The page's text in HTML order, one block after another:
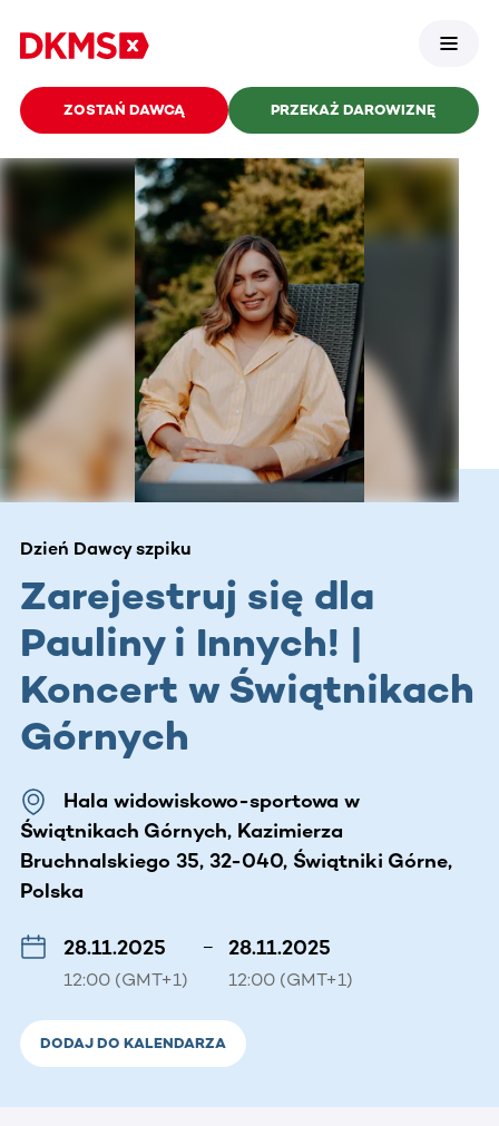
ZOSTAŃ DAWCĄ PRZEKAŻ DAROWIZNĘ
Dzień Dawcy szpiku
Zarejestruj się dla
Pauliny i Innych! |
Koncert w Świątnikach
Górnych
Hala widowiskowo-sportowa w
Świątnikach Górnych, Kazimierza
Bruchnalskiego 35, 32-040, Świątniki Górne,
Polska
28.11.2025
12:00 (GMT+1)
– 28.11.2025
12:00 (GMT+1)
DODAJ DO KALENDARZA